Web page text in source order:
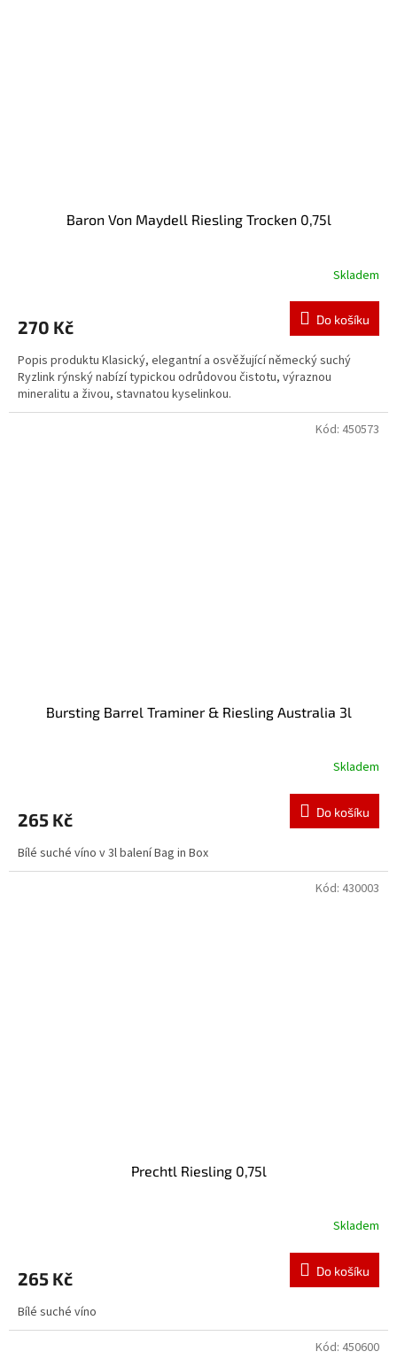
Baron Von Maydell Riesling Trocken 0,75l
Skladem
270 Kč Do košíku
Popis produktu Klasický, elegantní a osvěžující německý suchý
Ryzlink rýnský nabízí typickou odrůdovou čistotu, výraznou
mineralitu a živou, stavnatou kyselinkou.
Bursting Barrel Traminer & Riesling Australia 3l
Skladem
265 Kč Do košíku
Bílé suché víno v 3l balení Bag in Box
Kód: 450573
Prechtl Riesling 0,75l
Skladem
265 Kč Do košíku
Bílé suché víno
Kód: 430003
Kód: 450600